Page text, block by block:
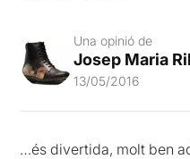
Una opinió de
Josep Maria
13/05/2016
…és divertida, molt ben